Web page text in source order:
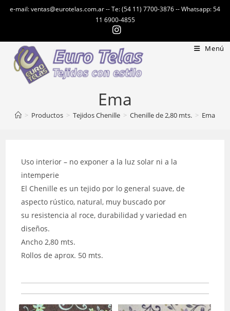
e-mail: ventas@eurotelas.com.ar -- Te: (54 11) 7700-3876 -- Whatsapp: 54
11 6900-4855
Menú
Ema
> Productos > Tejidos Chenille > Chenille de 2,80 mts. > Ema
Uso interior – no exponer a la luz solar ni a la
intemperie
El Chenille es un tejido por lo general suave, de
aspecto rústico, natural, muy buscado por
su resistencia al roce, durabilidad y variedad en
diseños.
Ancho 2,80 mts.
Rollos de aprox. 50 mts.